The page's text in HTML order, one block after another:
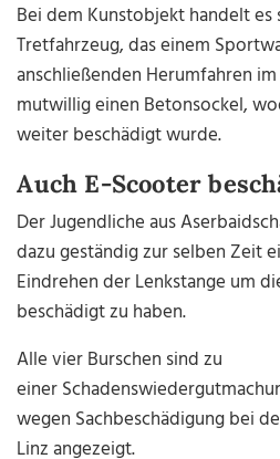
Bei dem Kunstobjekt handelt es
Tretfahrzeug, das einem
anschließenden Herumfahren
mutwillig einen Betonsockel,
weiter beschädigt wurde.
Auch E-Scooter
Der Jugendliche aus
dazu geständig zur selben Zeit
Eindrehen der Lenkstange um
beschädigt zu haben.
Alle vier Burschen sind zu
einer
wegen Sachbeschädigung bei
Linz angezeigt.